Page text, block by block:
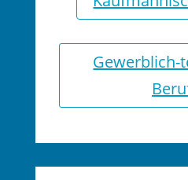
Gewerblich-